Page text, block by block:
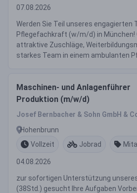
07.08.2026
Werden Sie Teil unseres engagierten
Pflegefachkraft (w/m/d) in München!
attraktive Zuschläge,
starkes Team in einem ambulanten
Maschinen- und Anlagenführer
Produktion (m/w/d)
Josef Bernbacher & Sohn GmbH &
Hohenbrunn
Vollzeit
Jobrad
04.08.2026
zur sofortigen Unterstützung
(38Std.) gesucht Ihre Aufgaben